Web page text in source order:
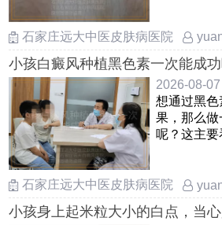
石家庄远大中医皮肤病医院
小孩白癜风种植黑色素一次能成
2026-08-07
想通过黑
果，那么
呢？这主
石家庄远大中医皮肤病医院
小孩身上起米粒大小的白点，当